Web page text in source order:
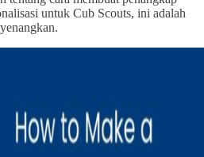
untuk Cub Scouts, ini adalah